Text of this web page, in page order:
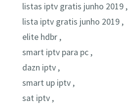
listas iptv gratis junho 2019 ,
lista iptv gratis junho 2019 ,
elite hdbr ,
smart iptv para pc ,
dazn iptv ,
smart up iptv ,
sat iptv ,